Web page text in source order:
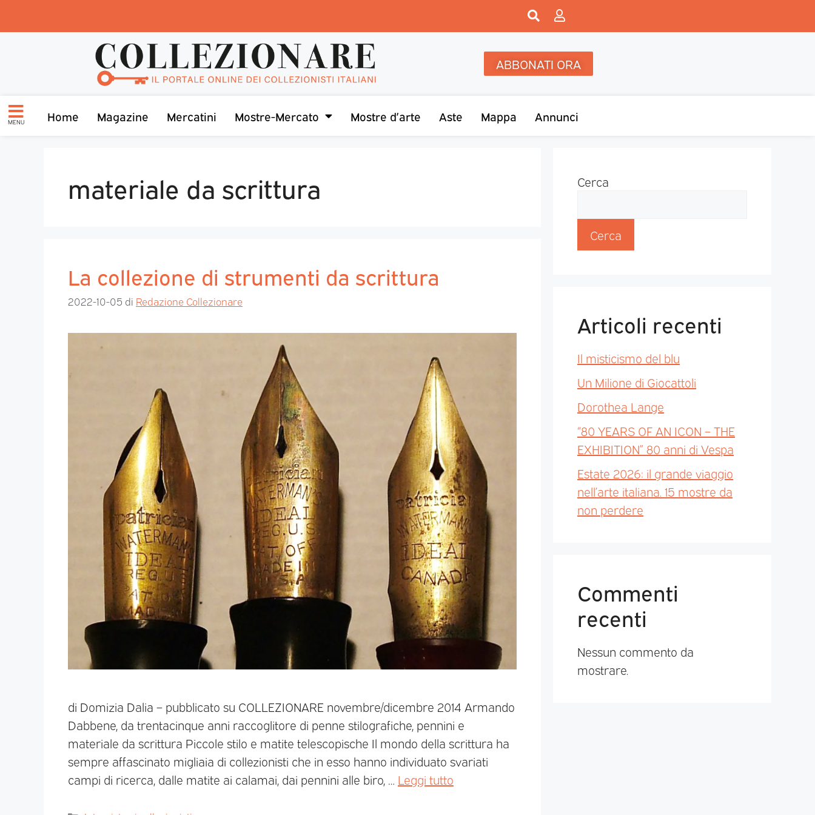
ABBONATI ORA
MENU Home Magazine Mercatini Mostre-Mercato Mostre d’arte Aste Mappa Annunci
materiale da scrittura
La collezione di strumenti da scrittura
2022-10-05 di Redazione Collezionare
di Domizia Dalia – pubblicato su COLLEZIONARE novembre/dicembre 2014 Armando
Dabbene, da trentacinque anni raccoglitore di penne stilografiche, pennini e
materiale da scrittura Piccole stilo e matite telescopische Il mondo della scrittura ha
sempre affascinato migliaia di collezionisti che in esso hanno individuato svariati
campi di ricerca, dalle matite ai calamai, dai pennini alle biro, … Leggi tutto
Cerca
Cerca
Articoli recenti
Il misticismo del blu
Un Milione di Giocattoli
Dorothea Lange
“80 YEARS OF AN ICON – THE
EXHIBITION” 80 anni di Vespa
Estate 2026: il grande viaggio
nell’arte italiana. 15 mostre da
non perdere
Commenti
recenti
Nessun commento da
mostrare.